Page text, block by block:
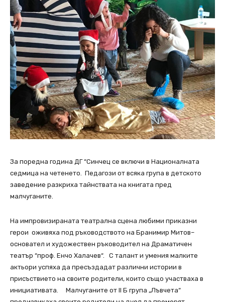
За поредна година ДГ “Синчец се включи в Националната
седмица на четенето. Педагози от всяка група в детското
заведение разкриха тайнствата на книгата пред
малчуганите.
На импровизираната театрална сцена любими приказни
герои оживяха под ръководството на Бранимир Митов–
основател и художествен ръководител на Драматичен
театър “проф. Енчо Халачев“. С талант и умения малките
актьори успяха да пресъздадат различни истории в
присъствието на своите родители, които също участваха в
инициативата. Малчуганите от II Б група „Лъвчета“